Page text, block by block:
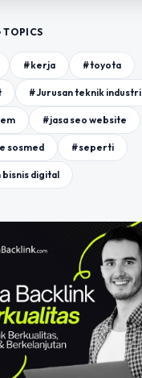
TOPICS
#kerja #toyota
#Jurusan teknik industri
#jasa seo website
sosmed #seperti
bisnis digital